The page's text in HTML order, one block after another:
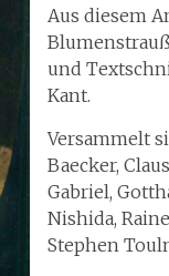
Aus diesem
und
Kant.
Versammelt
Baecker,
Gabriel,
Nishida,
Stephen